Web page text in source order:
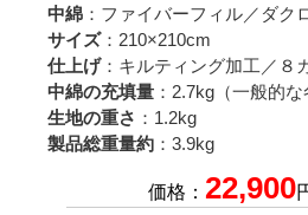
中綿 ：ファイバーフィル／ダク
サイズ：210×210cm
仕上げ：キルティング加工／８
中綿の充填量 ：2.7kg（一般的な
生地の重さ ：1.2kg
製品総重量約 ：3.9kg
価格： 22,900